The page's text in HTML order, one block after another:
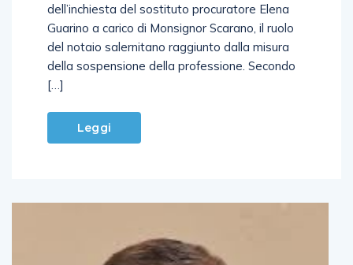
dell’inchiesta del sostituto procuratore Elena
Guarino a carico di Monsignor Scarano, il ruolo
del notaio salernitano raggiunto dalla misura
della sospensione della professione. Secondo
[…]
Leggi